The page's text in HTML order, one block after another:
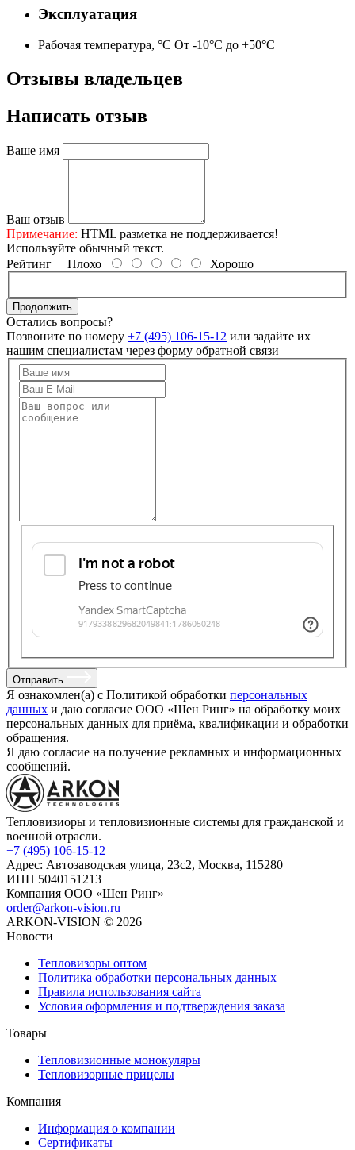
Эксплуатация
Рабочая температура, °С От -10°C до +50°C
Отзывы владельцев
Написать отзыв
Ваше имя
Ваш отзыв
Примечание: HTML разметка не поддерживается!
Используйте обычный текст.
Рейтинг Плохо Хорошо
Продолжить
Остались вопросы?
Позвоните по номеру +7 (495) 106-15-12 или задайте их
нашим специалистам через форму обратной связи
Отправить
Я ознакомлен(а) с Политикой обработки персональных
данных и даю согласие ООО «Шен Ринг» на обработку моих
персональных данных для приёма, квалификации и обработки
обращения.
Я даю согласие на получение рекламных и информационных
сообщений.
Тепловизиоры и тепловизионные системы для гражданской и
военной отрасли.
+7 (495) 106-15-12
Адрес: Автозаводская улица, 23с2, Москва, 115280
ИНН 5040151213
Компания ООО «Шен Ринг»
order@arkon-vision.ru
ARKON-VISION © 2026
Новости
Тепловизоры оптом
Политика обработки персональных данных
Правила использования сайта
Условия оформления и подтверждения заказа
Товары
Тепловизионные монокуляры
Тепловизорные прицелы
Компания
Информация о компании
Сертификаты